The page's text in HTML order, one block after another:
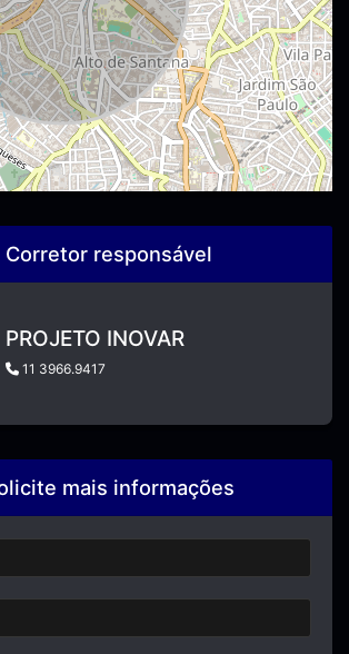
Corretor responsável
PROJETO INOVAR
11 3966.9417
mais informações